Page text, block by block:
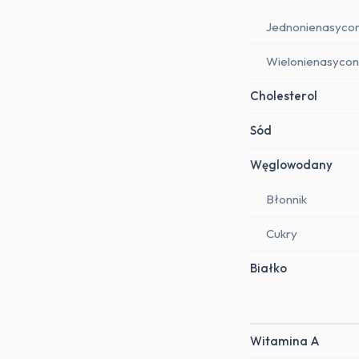
Cholesterol
Sód
Węglowodany
Błonnik
Cukry
Białko
Witamina A